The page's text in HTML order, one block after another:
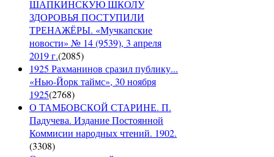
ШАПКИНСКУЮ ШКОЛУ
ЗДОРОВЬЯ ПОСТУПИЛИ
ТРЕНАЖЁРЫ. «Мучкапские
новости» № 14 (9539), 3 апреля
2019 г.(2085)
1925 Рахманинов сразил публику...
«Нью-Йорк таймс», 30 ноября
1925(2768)
О ТАМБОВСКОЙ СТАРИНЕ. П.
Падучева. Издание Постоянной
Коммисии народных чтений. 1902.
(3308)